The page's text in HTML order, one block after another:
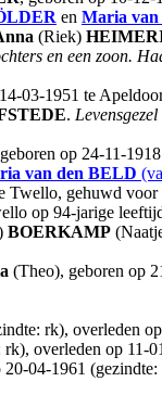
en Maria
(Riek)
en een zoon.
03-1951 te
.
op 24-11-
van den BELD
gehuwd
op 94-jarige
BOERKAMP
(Theo), geboren op
rk), overleden
overleden op 11-
20-04-1961